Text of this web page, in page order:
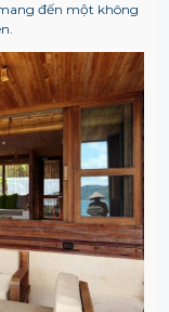
đến một không